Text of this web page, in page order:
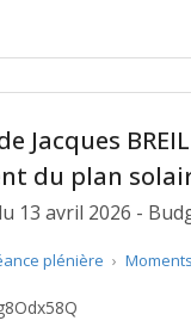
Jacques
du plan
13 avril 2026 -
plénière ›